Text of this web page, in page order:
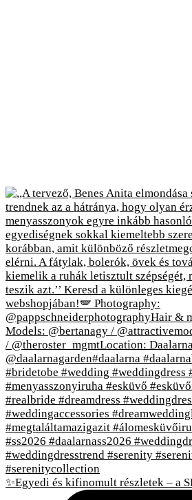
✨Egyedi és kifinomult részletek – a